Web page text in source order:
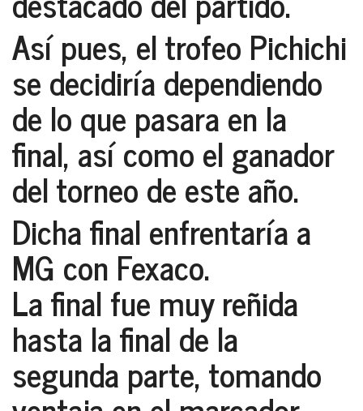
Así pues, el trofeoPichichi
se decidiría dependiendo
de lo que pasara en la
final, así como el ganador
del torneo de este año.
Dicha final enfrentaría a
MG con Fexaco.
La final fue muy reñida
hasta la final de la
segunda parte, tomando